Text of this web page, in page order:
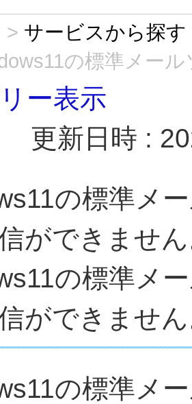
> サービスから探す
の標準メー
ー表示
更新日時 :
の標準メ
ができませ
の標準メ
ができませ
の標準メ